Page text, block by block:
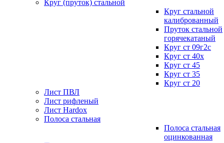
Круг (пруток) стальной
Круг стальной
калиброванный
Пруток стальной
горячекатаный
Круг ст 09г2с
Круг ст 40х
Круг ст 45
Круг ст 35
Круг ст 20
Лист ПВЛ
Лист рифленый
Лист Hardox
Полоса стальная
Полоса стальная
оцинкованная